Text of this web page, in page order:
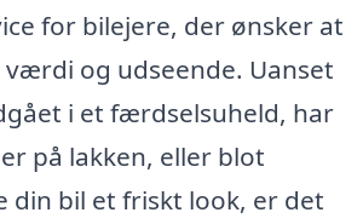
for bilejere, der ønsker at
og udseende. Uanset
i et færdselsuheld, har
på lakken, eller blot
din bil et friskt look, er det